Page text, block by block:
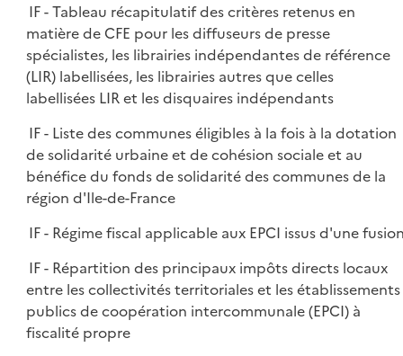
IF - Tableau récapitulatif des critères retenus en
matière de CFE pour les diffuseurs de presse
spécialistes, les librairies indépendantes de référence
(LIR) labellisées, les librairies autres que celles
labellisées LIR et les disquaires indépendants
IF - Liste des communes éligibles à la fois à la dotation
de solidarité urbaine et de cohésion sociale et au
bénéfice du fonds de solidarité des communes de la
région d'Ile-de-France
IF - Régime fiscal applicable aux EPCI issus d'une
IF - Répartition des principaux impôts directs locaux
entre les collectivités territoriales et les établissements
publics de coopération intercommunale (EPCI) à
fiscalité propre